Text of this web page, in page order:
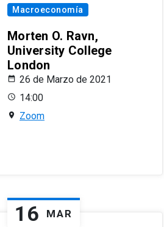
Macroeconomía
Morten O. Ravn,
University College
London
26 de Marzo de 2021
14:00
Zoom
16 MAR